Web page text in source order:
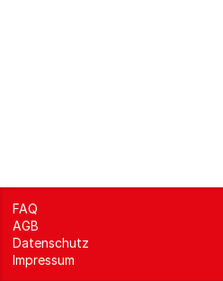
FAQ
AGB
Datenschutz
Impressum